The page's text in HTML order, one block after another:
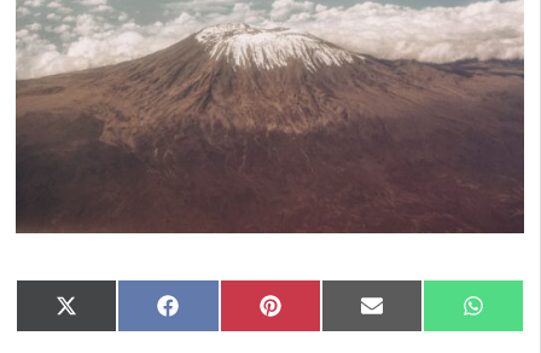
Compartir
en
X
(Twitter)
Compartir
en
Facebook Compartir
en
Pinterest Compartir
en
Email
en